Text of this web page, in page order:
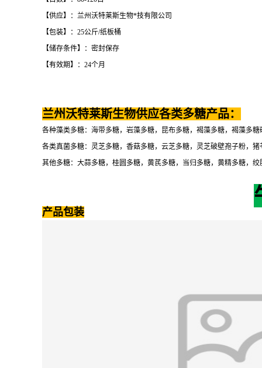
【供应】：兰州沃特莱斯生物*技有限公司
【包装】：25公斤/纸板桶
【储存条件】：密封保存
【有效期】：24个月
兰州沃特莱斯生物供应各类多糖产品：
各种藻类多糖：海带多糖，岩藻多糖，昆布多糖，褐藻多糖，褐藻多糖
各类真菌多糖：灵芝多糖，香菇多糖，云芝多糖，灵芝破壁孢子粉，
其他多糖：大蒜多糖，桂圆多糖，黄芪多糖，当归多糖，黄精多糖，
产品包装